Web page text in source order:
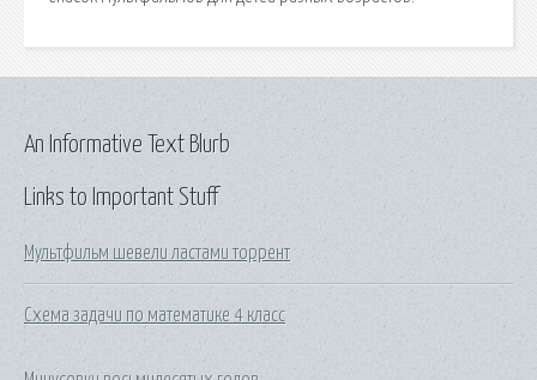
Links to Important Stuff
Мультфильм шевели ластами торрент
Схема задачи по математике 4 класс
An Informative Text Blurb